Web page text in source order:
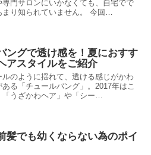
専門サロンにいかなくても、自宅でで
まり知られていません。 今回…
ングで透け感を！夏におすす
アスタイルをご紹介
のように揺れて、透ける感じがかわ
る「チュールバング」。2017年はこ
「うざかわヘア」や「シー…
髪でも幼くならない為のポイ